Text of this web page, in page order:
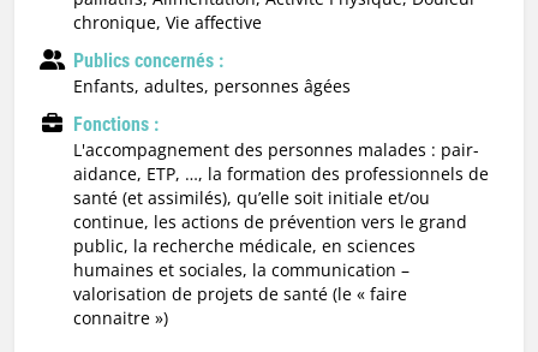
chronique, Vie affective
Publics concernés :
enfants, adultes, personnes âgées
Fonctions :
l'accompagnement des personnes malades : pair-
aidance, ETP, …, la formation des professionnels de
santé (et assimilés), qu’elle soit initiale et/ou
continue, les actions de prévention vers le grand
public, la recherche médicale, en sciences
humaines et sociales, la communication –
valorisation de projets de santé (le « faire
connaitre »)